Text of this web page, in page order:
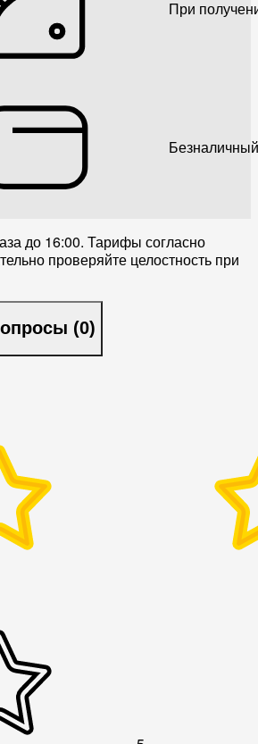
При
до 16:00. Тарифы согласно
проверяйте целостность при
(0)